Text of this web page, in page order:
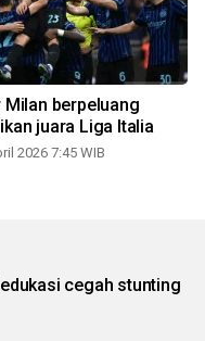
Milan berpeluang
juara Liga Italia
2026 7:45 WIB
cegah stunting